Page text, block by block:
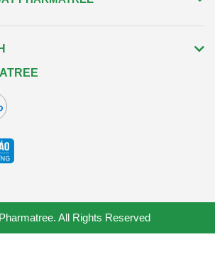
Pharmatree. All Rights Reserved